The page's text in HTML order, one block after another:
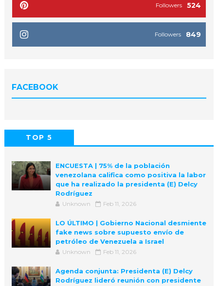
524
Followers
849
Followers
FACEBOOK
TOP 5
ENCUESTA | 75% de la población
venezolana califica como positiva la labor
que ha realizado la presidenta (E) Delcy
Rodríguez
Unknown Feb 11, 2026
LO ÚLTIMO | Gobierno Nacional desmiente
fake news sobre supuesto envío de
petróleo de Venezuela a Israel
Unknown Feb 11, 2026
Agenda conjunta: Presidenta (E) Delcy
Rodríguez lideró reunión con presidente